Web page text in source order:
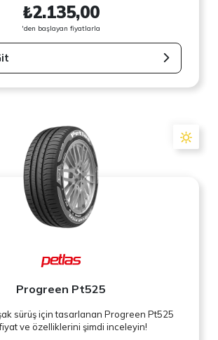
₺2.135,00
'den başlayan fiyatlarla
Progreen Pt525
sürüş için tasarlanan Progreen Pt525
ve özelliklerini şimdi inceleyin!